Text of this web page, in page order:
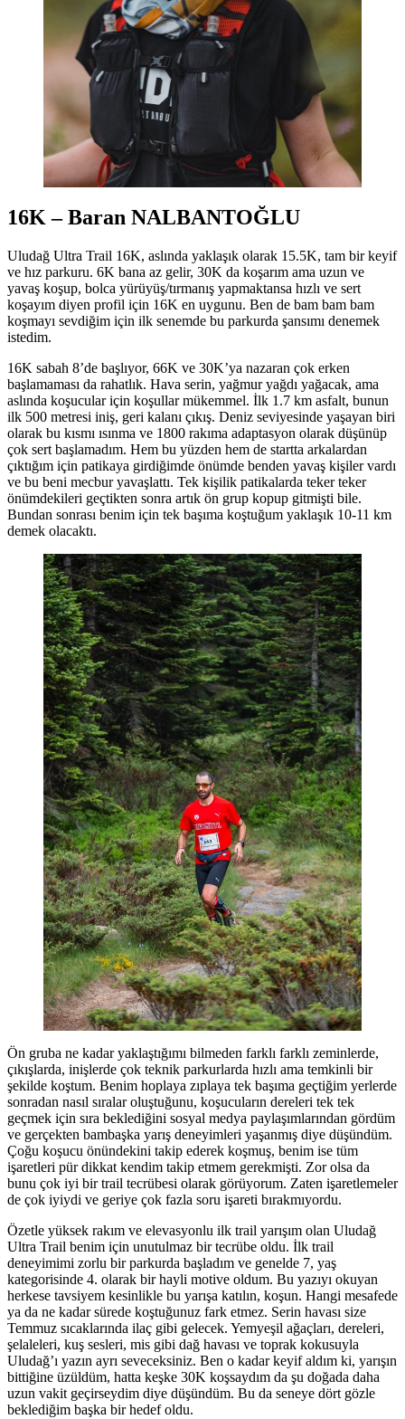
16K – Baran NALBANTOĞLU
Uludağ Ultra Trail 16K, aslında yaklaşık olarak 15.5K, tam bir keyif
ve hız parkuru. 6K bana az gelir, 30K da koşarım ama uzun ve
yavaş koşup, bolca yürüyüş/tırmanış yapmaktansa hızlı ve sert
koşayım diyen profil için 16K en uygunu. Ben de bam bam bam
koşmayı sevdiğim için ilk senemde bu parkurda şansımı denemek
istedim.
16K sabah 8’de başlıyor, 66K ve 30K’ya nazaran çok erken
başlamaması da rahatlık. Hava serin, yağmur yağdı yağacak, ama
aslında koşucular için koşullar mükemmel. İlk 1.7 km asfalt, bunun
ilk 500 metresi iniş, geri kalanı çıkış. Deniz seviyesinde yaşayan biri
olarak bu kısmı ısınma ve 1800 rakıma adaptasyon olarak düşünüp
çok sert başlamadım. Hem bu yüzden hem de startta arkalardan
çıktığım için patikaya girdiğimde önümde benden yavaş kişiler vardı
ve bu beni mecbur yavaşlattı. Tek kişilik patikalarda teker teker
önümdekileri geçtikten sonra artık ön grup kopup gitmişti bile.
Bundan sonrası benim için tek başıma koştuğum yaklaşık 10-11 km
demek olacaktı.
Ön gruba ne kadar yaklaştığımı bilmeden farklı farklı zeminlerde,
çıkışlarda, inişlerde çok teknik parkurlarda hızlı ama temkinli bir
şekilde koştum. Benim hoplaya zıplaya tek başıma geçtiğim yerlerde
sonradan nasıl sıralar oluştuğunu, koşucuların dereleri tek tek
geçmek için sıra beklediğini sosyal medya paylaşımlarından gördüm
ve gerçekten bambaşka yarış deneyimleri yaşanmış diye düşündüm.
Çoğu koşucu önündekini takip ederek koşmuş, benim ise tüm
işaretleri pür dikkat kendim takip etmem gerekmişti. Zor olsa da
bunu çok iyi bir trail tecrübesi olarak görüyorum. Zaten işaretlemeler
de çok iyiydi ve geriye çok fazla soru işareti bırakmıyordu.
Özetle yüksek rakım ve elevasyonlu ilk trail yarışım olan Uludağ
Ultra Trail benim için unutulmaz bir tecrübe oldu. İlk trail
deneyimimi zorlu bir parkurda başladım ve genelde 7, yaş
kategorisinde 4. olarak bir hayli motive oldum. Bu yazıyı okuyan
herkese tavsiyem kesinlikle bu yarışa katılın, koşun. Hangi mesafede
ya da ne kadar sürede koştuğunuz fark etmez. Serin havası size
Temmuz sıcaklarında ilaç gibi gelecek. Yemyeşil ağaçları, dereleri,
şelaleleri, kuş sesleri, mis gibi dağ havası ve toprak kokusuyla
Uludağ’ı yazın ayrı seveceksiniz. Ben o kadar keyif aldım ki, yarışın
bittiğine üzüldüm, hatta keşke 30K koşsaydım da şu doğada daha
uzun vakit geçirseydim diye düşündüm. Bu da seneye dört gözle
beklediğim başka bir hedef oldu.